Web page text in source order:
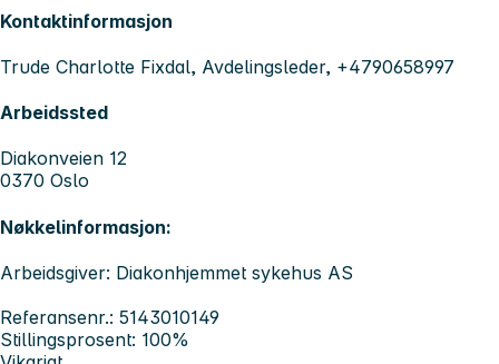
Kontaktinformasjon
Trude Charlotte Fixdal, Avdelingsleder, +4790658997
Arbeidssted
Diakonveien 12
0370 Oslo
Nøkkelinformasjon:
Arbeidsgiver: Diakonhjemmet sykehus AS
Referansenr.: 5143010149
Stillingsprosent: 100%